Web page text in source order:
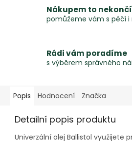
Nákupem to nekončí
pomůžeme vám s péčí
Rádi vám poradíme
s výběrem správného
Popis Hodnocení Značka
Detailní popis produktu
Univerzální olej Ballistol využijete